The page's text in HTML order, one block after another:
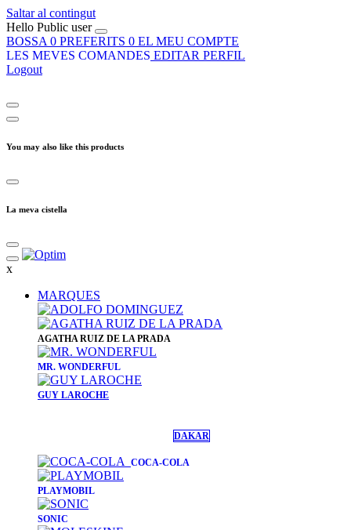
Saltar al contingut
Hello Public user
BOSSA 0 PREFERITS 0 EL MEU COMPTE
LES MEVES COMANDES EDITAR PERFIL
Logout
You may also like this products
La meva cistella
x
MARQUES
​AGATHA RUIZ DE LA PRADA
​MR. WONDERFUL
GUY LAROCHE
DAKAR
COCA-COLA
PLAYMOBIL
SONIC